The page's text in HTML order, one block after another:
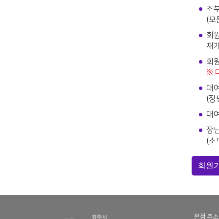
조
(모
회
재
회
※
대
(장
대
장
(소
회원
본점 주